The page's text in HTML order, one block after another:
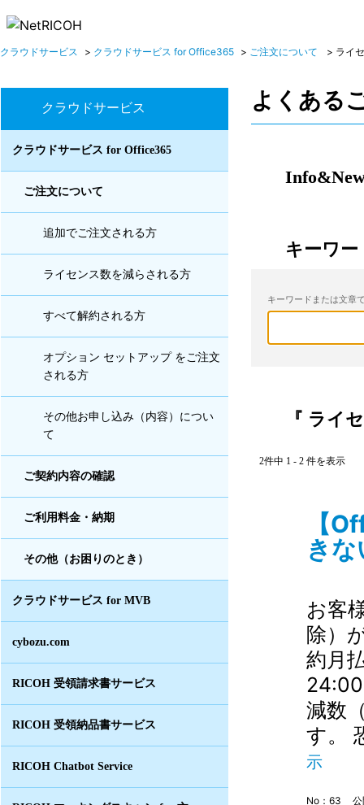
クラウドサービス > クラウドサービス for Office365 > ご注文について > ライ
クラウドサービス
クラウドサービス for Office365
ご注文について
追加でご注文される方
ライセンス数を減らされる方
すべて解約される方
オプション セットアップ をご注文
される方
その他お申し込み（内容）につい
て
ご契約内容の確認
ご利用料金・納期
その他（お困りのとき）
クラウドサービス for MVB
cybozu.com
RICOH 受領請求書サービス
RICOH 受領納品書サービス
RICOH Chatbot Service
よくある
キーワー
キーワードまたは文章
『 ライ
2件中 1 - 2 件を表示
【
き
お客
除）
約月
減数
す。
示
No：63